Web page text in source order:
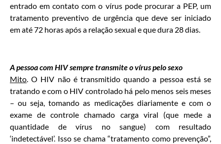
entrado em contato com o vírus pode procurar a PEP, um
tratamento preventivo de urgência que deve ser iniciado
em até 72 horas após a relação sexual e que dura 28 dias.
A pessoa com HIV sempre transmite o vírus pelo sexo
Mito. O HIV não é transmitido quando a pessoa está se
tratando e com o HIV controlado há pelo menos seis meses
– ou seja, tomando as medicações diariamente e com o
exame de controle chamado carga viral (que mede a
quantidade de vírus no sangue) com resultado
‘indetectável’. Isso se chama “tratamento como prevenção”,